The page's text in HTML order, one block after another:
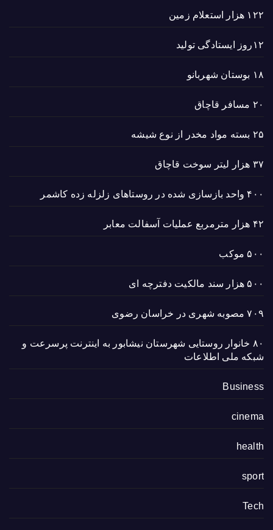
۱۲۲ هزار استعلام زمین
۱۲روز ایستادگی تولید
۱۸ بوستان شهربانو
۲۰ مسافر قاچاق
۲۵ بسته مواد مخدر از نوع شیشه
۳۷ هزار لیتر سوخت قاچاق
۴۰۰ واحد بازسازی شده در روستاهای زلزله زده کاشمر
۴۲ هزار مترمربع عملیات آسفالت معابر
۵۰۰ موکب
۵۰۰ هزار سند مالکیت دفترچه ای
۷۰۹ مصوبه شهری در خراسان رضوی
۸۰ خانوار روستایی شهرستان نیشابور به اینترنت پرسرعت و
شبکه ملی اطلاعات
Business
cinema
health
sport
Tech